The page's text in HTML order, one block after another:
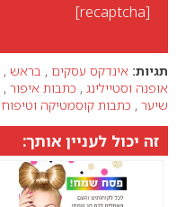
[recaptcha]
תגיות: אינדקס עסקים , בראש ,
אופנה וסטיילינג , כתבות איפור ,
שיער , כתבות קוסמטיקה וטיפוח
זה יכול לעניין אותך: